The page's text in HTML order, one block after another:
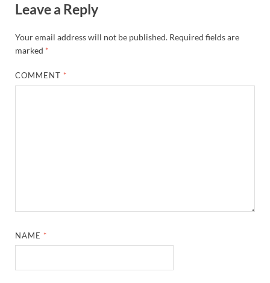
Leave a Reply
Your email address will not be published. Required fields are
marked *
COMMENT *
NAME *